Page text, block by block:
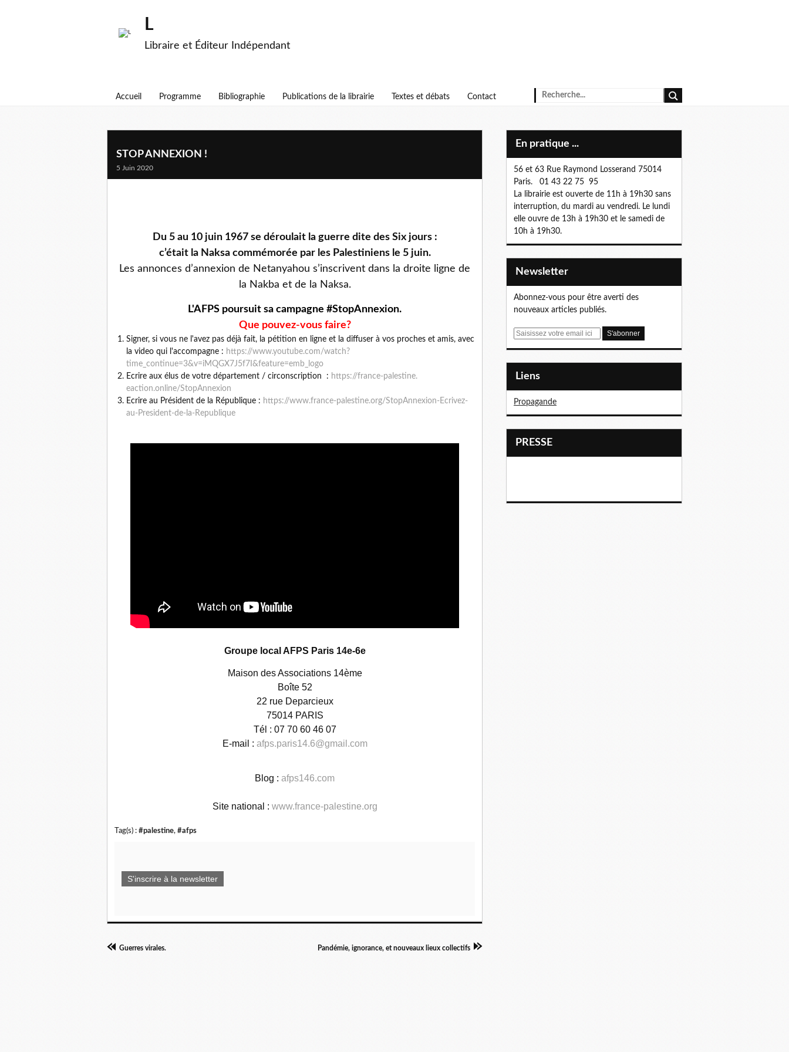
L
Libraire et Éditeur Indépendant
Accueil Programme Bibliographie Publications de la librairie Textes et débats Contact
STOP ANNEXION !
5 Juin 2020
Du 5 au 10 juin 1967 se déroulait la guerre dite des Six jours :
c’était la Naksa commémorée par les Palestiniens le 5 juin.
Les annonces d’annexion de Netanyahou s’inscrivent dans la droite ligne de
la Nakba et de la Naksa.
L'AFPS poursuit sa campagne #StopAnnexion.
Que pouvez-vous faire?
Signer, si vous ne l'avez pas déjà fait, la pétition en ligne et la diffuser à vos proches et amis, avec
la video qui l'accompagne : https://www.youtube.com/watch?
time_continue=3&v=iMQGX7J5f7I&feature=emb_logo
Ecrire aux élus de votre département / circonscription : https://france-palestine.
eaction.online/StopAnnexion
Ecrire au Président de la République : https://www.france-palestine.org/StopAnnexion-Ecrivez-
au-President-de-la-Republique
Groupe local AFPS Paris 14e-6e
Maison des Associations 14ème
Boîte 52
22 rue Deparcieux
75014 PARIS
Tél : 07 70 60 46 07
E-mail : afps.paris14.6@gmail.com
Blog : afps146.com
Site national : www.france-palestine.org
Tag(s) : #palestine, #afps
S'inscrire à la newsletter
Guerres virales. Pandémie, ignorance, et nouveaux lieux collectifs
En pratique ...
56 et 63 Rue Raymond Losserand 75014
Paris. 01 43 22 75 95
La librairie est ouverte de 11h à 19h30 sans
interruption, du mardi au vendredi. Le lundi
elle ouvre de 13h à 19h30 et le samedi de
10h à 19h30.
Newsletter
Abonnez-vous pour être averti des
nouveaux articles publiés.
E
Liens
Propagande
PRESSE